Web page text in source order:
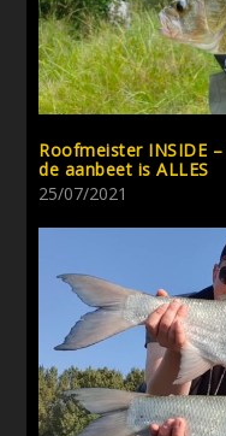
Roofmeister INSIDE
de aanbeet is ALLES
25/07/2021